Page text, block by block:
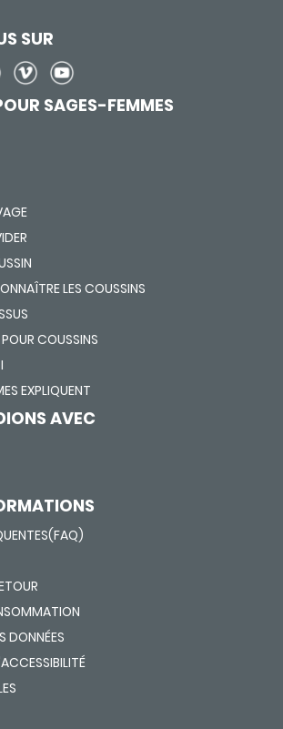
SUR
SAGES-FEMMES
LES COUSSINS
COUSSINS
EXPLIQUENT
AVEC
DONNÉES